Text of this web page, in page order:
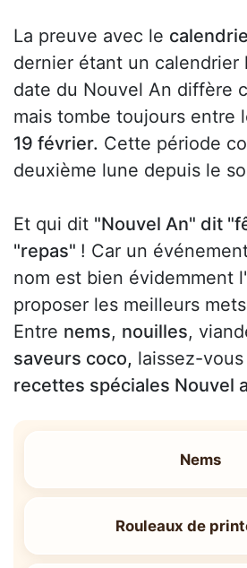
La preuve avec le
dernier étant un calendrier
date du Nouvel An diffère
mais tombe toujours entre
19 février. Cette période
deuxième lune depuis le
Et qui dit "Nouvel An" dit
"repas" ! Car un
nom est bien évidemment
proposer les meilleurs
Entre nems, nouilles,
saveurs coco, laissez-
recettes spéciales Nouvel
Nems
Rouleaux de